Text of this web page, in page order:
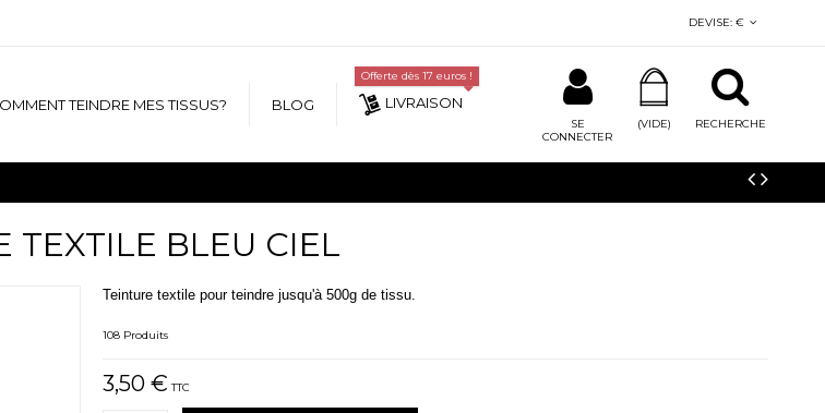
DEVISE: €
TEINDRE MES TISSUS? BLOG LIVRAISON
Offerte dès 17 euros !
RECHERCHE
(VIDE)
SE
CONNECTER
TEXTILE BLEU CIEL
Teinture textile pour teindre jusqu'à 500g de tissu.
108 Produits
3,50 € TTC